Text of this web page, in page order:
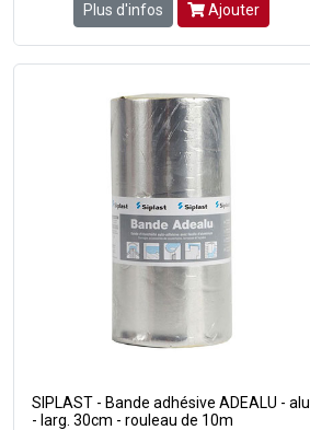
Plus d'infos Ajouter
SIPLAST - Bande adhésive ADEALU - alu
- larg. 30cm - rouleau de 10m